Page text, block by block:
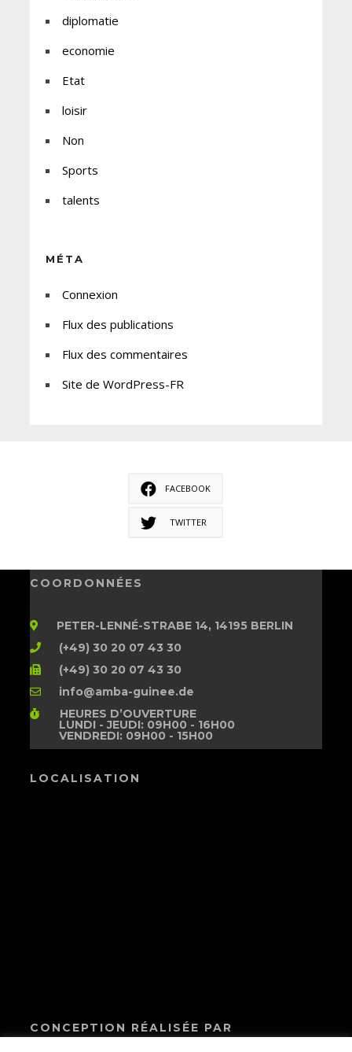
diplomatie
economie
Etat
loisir
Non
Sports
talents
MÉTA
Connexion
Flux des publications
Flux des commentaires
Site de WordPress-FR
FACEBOOK
TWITTER
COORDONNÉES
PETER-LENNÉ-STRABE 14, 14195 BERLIN
(+49) 30 20 07 43 30
(+49) 30 20 07 43 30
info@amba-guinee.de
HEURES D’OUVERTURE
LUNDI - JEUDI: 09H00 - 16H00
VENDREDI: 09H00 - 15H00
LOCALISATION
CONCEPTION RÉALISÉE PAR